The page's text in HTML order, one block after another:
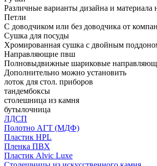
Различные варианты дизайна и материала
Петли
С доводчиком или без доводчика от
Сушка для посуды
Хромированная сушка с двойным
Направляющие пвш
Полновыдвижные шариковые
Дополнительно можно установить
лоток для стол. приборов
тандембоксы
столешница из камня
бутылочница
ЛДСП
Полотно АГТ (МДФ)
Пластик HPL
Пленка ПВХ
Пластик Alvic Luxe